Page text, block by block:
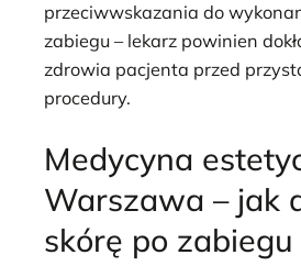
przeciwwskazania do
zabiegu – lekarz powinien
zdrowia pacjenta przed
procedury.
Medycyna
Warszawa – jak
skórę po zabiegu